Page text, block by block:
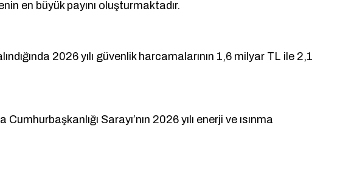
en büyük payını oluşturmaktadır.
2026 yılı güvenlik harcamalarının 1,6 milyar TL ile 2,1
Sarayı’nın 2026 yılı enerji ve ısınma